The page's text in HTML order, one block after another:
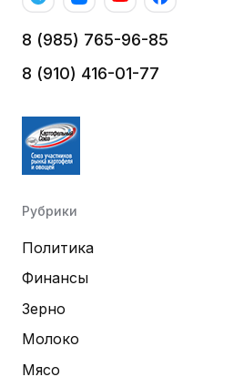
8 (985) 765-96-85
8 (910) 416-01-77
Рубрики
Политика
Финансы
Зерно
Молоко
Мясо